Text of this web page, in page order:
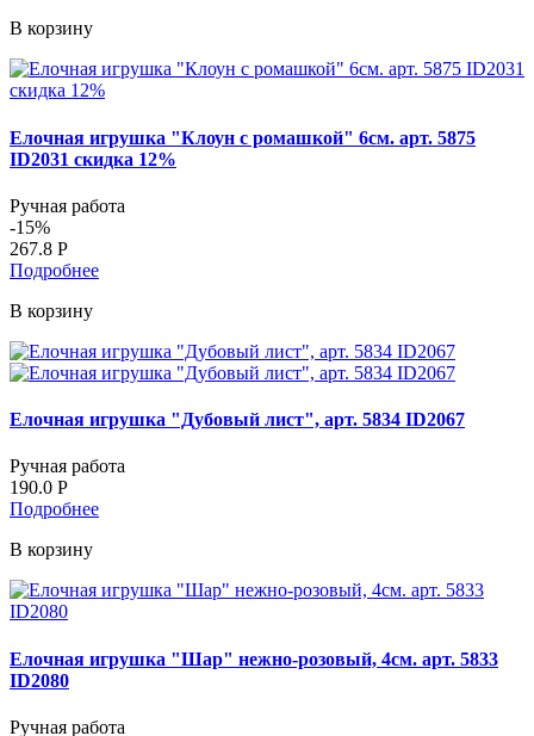
В корзину
Елочная игрушка "Клоун с ромашкой" 6см. арт. 5875
ID2031 скидка 12%
Ручная работа
-15%
267.8 Р
Подробнее
В корзину
Елочная игрушка "Дубовый лист", арт. 5834 ID2067
Ручная работа
190.0 Р
Подробнее
В корзину
Елочная игрушка "Шар" нежно-розовый, 4см. арт. 5833
ID2080
Ручная работа